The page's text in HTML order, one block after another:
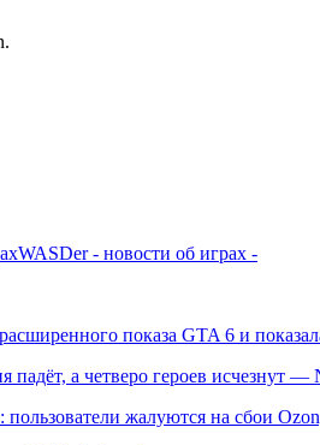
WASDer - новости об играх -
показа GTA 6 и
падёт, а четверо героев исчезнут
пользователи жалуются на сбои